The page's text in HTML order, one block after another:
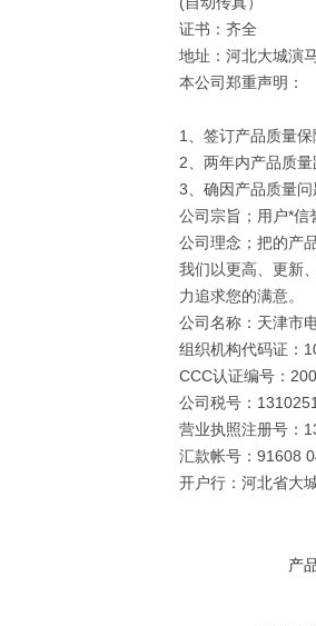
证书：齐全
地址：河北大城演
本公司郑重声明：
1、签订产品质量
2、两年内产品质
3、确因产品质量
公司宗旨；用户*信
公司理念；把的产
我们以更高、更新
力追求您的满意。
公司名称：天津市
组织机构代码证：
CCC认证编号：
公司税号：
营业执照注册号：
汇款帐号：91608
开户行：河北省大
产